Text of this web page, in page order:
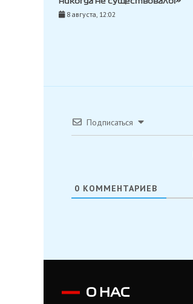
8 августа, 12:02
Подписаться
0 КОММЕНТАРИЕВ
О НАС